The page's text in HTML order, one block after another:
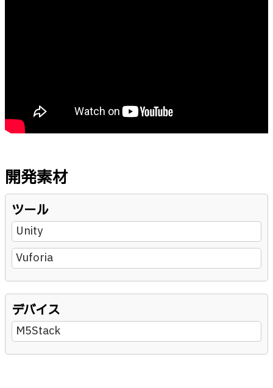
開発素材
ツール
Unity
Vuforia
デバイス
M5Stack